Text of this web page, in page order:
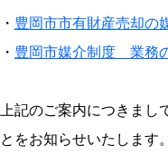
・ 豊岡市市有財産売却の
・ 豊岡市媒介制度 業務
上記のご案内につきまし
とをお知らせいたします。